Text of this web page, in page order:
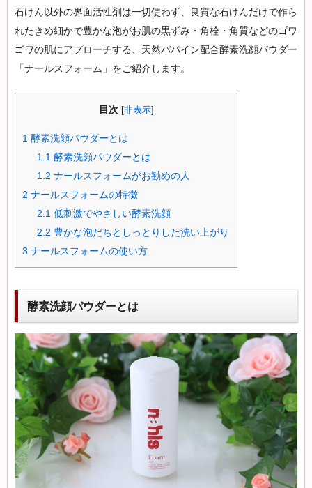
レ
デ
ィー
ス
ン
石けん以外の界面活性剤は一切使わず、良質な石けんだけで作ら
れたきめ細かで豊かな泡がお肌の黒ずみ・角栓・角質などのゴワ
ゴワの肌にアプローチする、天然パパイン配合酵素洗顔パウダー
「ナールスフォーム」をご紹介します。
目次 非表示]
1 酵素洗顔パウダーとは
1.1 酵素洗顔パウダーとは
1.2 ナールスフォームがお勧めの人
2 ナールスフォームの特徴
2.1 低刺激でやさしい酵素洗顔
2.2 豊かな泡だちとしっとりした洗い上がり
3 ナールスフォームの使い方
酵素洗顔パウダーとは